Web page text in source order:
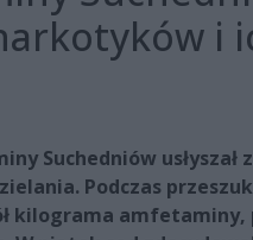
i
Suchedniów
Podczas
kilograma